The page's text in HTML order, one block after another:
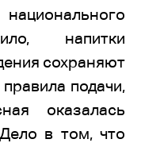
напитки
сохраняют
подачи,
оказалась
в том, что